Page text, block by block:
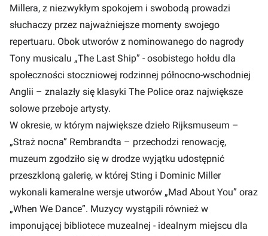
Millera, z niezwykłym spokojem i swobodą prowadzi
słuchaczy przez najważniejsze momenty swojego
repertuaru. Obok utworów z nominowanego do nagrody
Tony musicalu „The Last Ship” - osobistego hołdu dla
społeczności stoczniowej rodzinnej północno-wschodniej
Anglii – znalazły się klasyki The Police oraz największe
solowe przeboje artysty.
W okresie, w którym największe dzieło Rijksmuseum –
„Straż nocna” Rembrandta – przechodzi renowację,
muzeum zgodziło się w drodze wyjątku udostępnić
przeszkloną galerię, w której Sting i Dominic Miller
wykonali kameralne wersje utworów „Mad About You” oraz
„When We Dance”. Muzycy wystąpili również w
imponującej bibliotece muzealnej - idealnym miejscu dla